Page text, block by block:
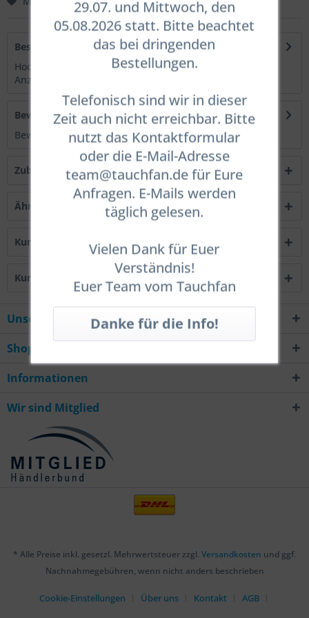
Beschreibung
Hochwertiges Finimeter mit Mineralglasscheibe.
Anzeigebereich bis 360 bar. ...
Bewertungen
0
Bewertungen lesen, schreiben und diskutieren...
Zubehör 1
Ähnliche Artikel
Kunden kauften auch
Kunden haben sich ebenfalls angesehen
29.07. und Mittwoch, den
05.08.2026 statt. Bitte beachtet
das bei dringenden
Bestellungen.
Telefonisch sind wir in dieser
Zeit auch nicht erreichbar. Bitte
nutzt das Kontaktformular
oder die E-Mail-Adresse
team@tauchfan.de für Eure
Anfragen. E-Mails werden
täglich gelesen.
Vielen Dank für Euer
Verständnis!
Euer Team vom Tauchfan
Unsere Hotline
Shop Service
Informationen
Wir sind Mitglied
* Alle Preise inkl. gesetzl. Mehrwertsteuer zzgl. Versandkosten und ggf.
Nachnahmegebühren, wenn nicht anders beschrieben
Cookie-Einstellungen Über uns Kontakt
AGB